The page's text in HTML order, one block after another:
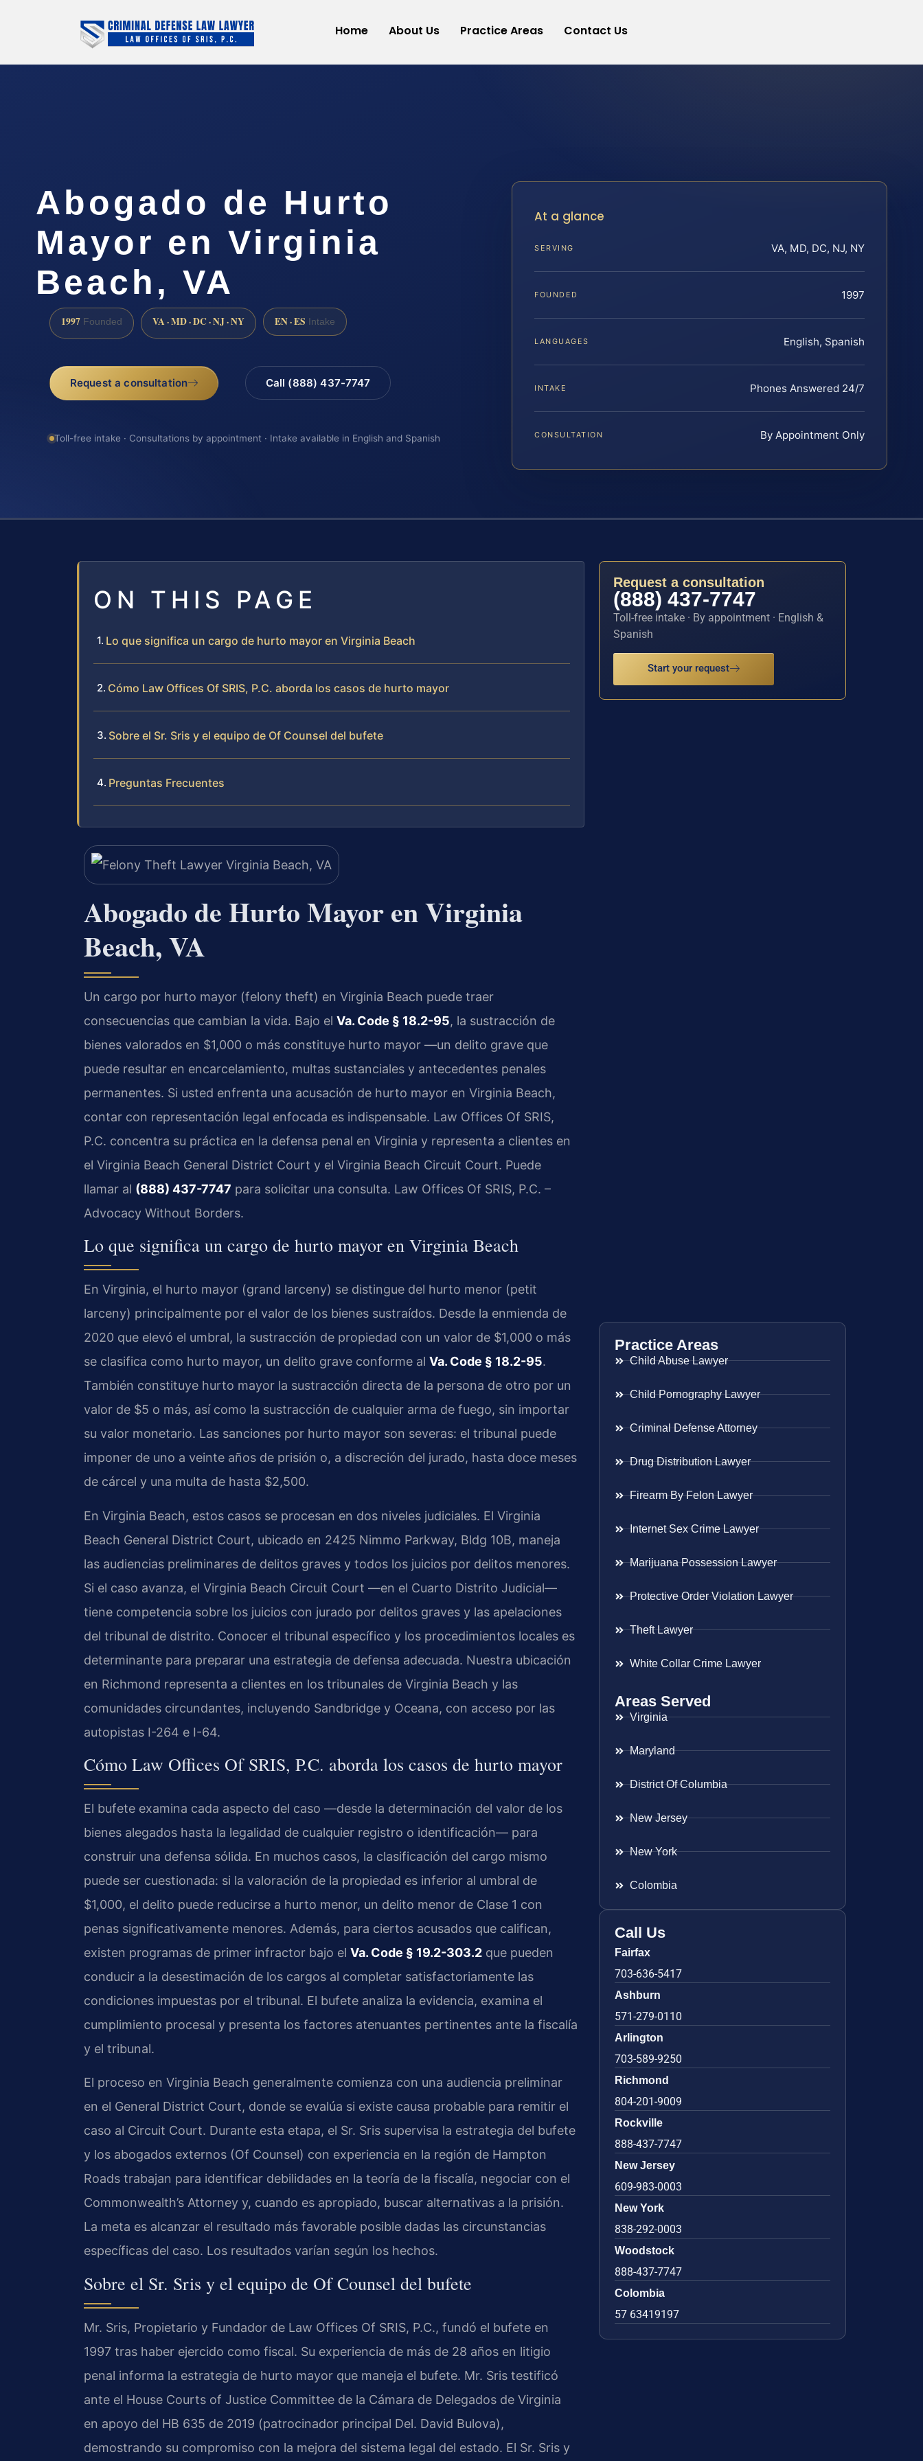
Home About Us Practice Areas Contact Us
Abogado de Hurto
Mayor en Virginia
Beach, VA
1997 Founded VA · MD · DC · NJ · NY EN · ES Intake
Request a consultation Call (888) 437-7747
Toll-free intake · Consultations by appointment · Intake available in English and Spanish
At a glance
SERVING VA, MD, DC, NJ, NY
FOUNDED 1997
LANGUAGES English, Spanish
INTAKE Phones Answered 24/7
CONSULTATION By Appointment Only
ON THIS PAGE
Lo que significa un cargo de hurto mayor en Virginia Beach
Cómo Law Offices Of SRIS, P.C. aborda los casos de hurto mayor
Sobre el Sr. Sris y el equipo de Of Counsel del bufete
Preguntas Frecuentes
Abogado de Hurto Mayor en Virginia
Beach, VA
Un cargo por hurto mayor (felony theft) en Virginia Beach puede traer
consecuencias que cambian la vida. Bajo el Va. Code § 18.2-95, la sustracción de
bienes valorados en $1,000 o más constituye hurto mayor —un delito grave que
puede resultar en encarcelamiento, multas sustanciales y antecedentes penales
permanentes. Si usted enfrenta una acusación de hurto mayor en Virginia Beach,
contar con representación legal enfocada es indispensable. Law Offices Of SRIS,
P.C. concentra su práctica en la defensa penal en Virginia y representa a clientes en
el Virginia Beach General District Court y el Virginia Beach Circuit Court. Puede
llamar al (888) 437-7747 para solicitar una consulta. Law Offices Of SRIS, P.C. –
Advocacy Without Borders.
Lo que significa un cargo de hurto mayor en Virginia Beach
En Virginia, el hurto mayor (grand larceny) se distingue del hurto menor (petit
larceny) principalmente por el valor de los bienes sustraídos. Desde la enmienda de
2020 que elevó el umbral, la sustracción de propiedad con un valor de $1,000 o más
se clasifica como hurto mayor, un delito grave conforme al Va. Code § 18.2-95.
También constituye hurto mayor la sustracción directa de la persona de otro por un
valor de $5 o más, así como la sustracción de cualquier arma de fuego, sin importar
su valor monetario. Las sanciones por hurto mayor son severas: el tribunal puede
imponer de uno a veinte años de prisión o, a discreción del jurado, hasta doce meses
de cárcel y una multa de hasta $2,500.
En Virginia Beach, estos casos se procesan en dos niveles judiciales. El Virginia
Beach General District Court, ubicado en 2425 Nimmo Parkway, Bldg 10B, maneja
las audiencias preliminares de delitos graves y todos los juicios por delitos menores.
Si el caso avanza, el Virginia Beach Circuit Court —en el Cuarto Distrito Judicial—
tiene competencia sobre los juicios con jurado por delitos graves y las apelaciones
del tribunal de distrito. Conocer el tribunal específico y los procedimientos locales es
determinante para preparar una estrategia de defensa adecuada. Nuestra ubicación
en Richmond representa a clientes en los tribunales de Virginia Beach y las
comunidades circundantes, incluyendo Sandbridge y Oceana, con acceso por las
autopistas I-264 e I-64.
Cómo Law Offices Of SRIS, P.C. aborda los casos de hurto mayor
El bufete examina cada aspecto del caso —desde la determinación del valor de los
bienes alegados hasta la legalidad de cualquier registro o identificación— para
construir una defensa sólida. En muchos casos, la clasificación del cargo mismo
puede ser cuestionada: si la valoración de la propiedad es inferior al umbral de
$1,000, el delito puede reducirse a hurto menor, un delito menor de Clase 1 con
penas significativamente menores. Además, para ciertos acusados que califican,
existen programas de primer infractor bajo el Va. Code § 19.2-303.2 que pueden
conducir a la desestimación de los cargos al completar satisfactoriamente las
condiciones impuestas por el tribunal. El bufete analiza la evidencia, examina el
cumplimiento procesal y presenta los factores atenuantes pertinentes ante la fiscalía
y el tribunal.
El proceso en Virginia Beach generalmente comienza con una audiencia preliminar
en el General District Court, donde se evalúa si existe causa probable para remitir el
caso al Circuit Court. Durante esta etapa, el Sr. Sris supervisa la estrategia del bufete
y los abogados externos (Of Counsel) con experiencia en la región de Hampton
Roads trabajan para identificar debilidades en la teoría de la fiscalía, negociar con el
Commonwealth’s Attorney y, cuando es apropiado, buscar alternativas a la prisión.
La meta es alcanzar el resultado más favorable posible dadas las circunstancias
específicas del caso. Los resultados varían según los hechos.
Sobre el Sr. Sris y el equipo de Of Counsel del bufete
Mr. Sris, Propietario y Fundador de Law Offices Of SRIS, P.C., fundó el bufete en
1997 tras haber ejercido como fiscal. Su experiencia de más de 28 años en litigio
penal informa la estrategia de hurto mayor que maneja el bufete. Mr. Sris testificó
ante el House Courts of Justice Committee de la Cámara de Delegados de Virginia
en apoyo del HB 635 de 2019 (patrocinador principal Del. David Bulova),
demostrando su compromiso con la mejora del sistema legal del estado. El Sr. Sris y
Request a consultation
(888) 437-7747
Toll-free intake · By appointment · English &
Spanish
Start your request
Practice Areas
Child Abuse Lawyer
Child Pornography Lawyer
Criminal Defense Attorney
Drug Distribution Lawyer
Firearm By Felon Lawyer
Internet Sex Crime Lawyer
Marijuana Possession Lawyer
Protective Order Violation Lawyer
Theft Lawyer
White Collar Crime Lawyer
Areas Served
Virginia
Maryland
District Of Columbia
New Jersey
New York
Colombia
Call Us
Fairfax
703-636-5417
Ashburn
571-279-0110
Arlington
703-589-9250
Richmond
804-201-9009
Rockville
888-437-7747
New Jersey
609-983-0003
New York
838-292-0003
Woodstock
888-437-7747
Colombia
57 63419197